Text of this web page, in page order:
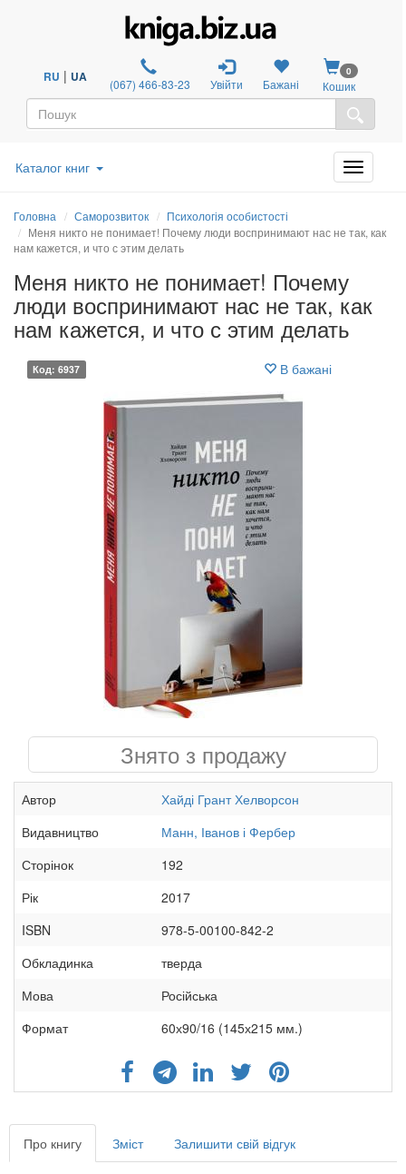
RU | UA (067) 466-83-23 Увійти Бажані
0
Кошик
Каталог книг
Головна Саморозвиток
Психологія особистості
Меня никто не понимает! Почему люди воспринимают нас не так, как
нам кажется, и что с этим делать
Меня никто не понимает! Почему
люди воспринимают нас не так, как
нам кажется, и что с этим делать
Код: 6937 В бажані
Знято з продажу
Автор
Хайді Грант Хелворсон
Видавництво
Манн, Іванов і Фербер
Сторінок
192
Рік
2017
ISBN
978-5-00100-842-2
Обкладинка
тверда
Мова
Російська
Формат
60х90/16 (145х215 мм.)
Про книгу Зміст Залишити свій відгук